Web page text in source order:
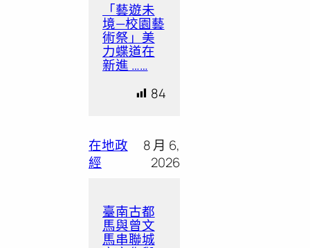
「藝遊未
境—校園藝
術祭」美
力蝶道在
新進 ……
84
在地政
經
8 月 6,
2026
臺南古都
馬與曾文
馬串聯城